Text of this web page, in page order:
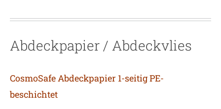
Abdeckpapier / Abdeckvlies
CosmoSafe Abdeckpapier 1-seitig PE-
beschichtet